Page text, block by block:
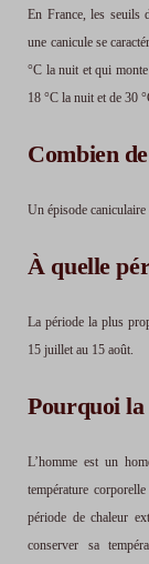
En France, les seuils
une canicule se
°C la nuit et qui
18 °C la nuit et de 30
Combien
Un épisode
À quelle
La période la plus
15 juillet au 15 août.
Pourquoi la
L’homme est un
température
période de chaleur
conserver sa